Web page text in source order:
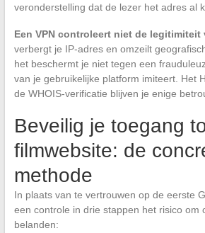
veronderstelling dat de lezer het adres al
Een VPN controleert niet de legitimiteit
verbergt je IP-adres en omzeilt
het beschermt je niet tegen een
van je gebruikelijke platform imiteert. Het
de WHOIS-verificatie blijven je enige
Beveilig je toegang
filmwebsite: de
methode
In plaats van te vertrouwen op de eerste
een controle in drie stappen het risico om
belanden: